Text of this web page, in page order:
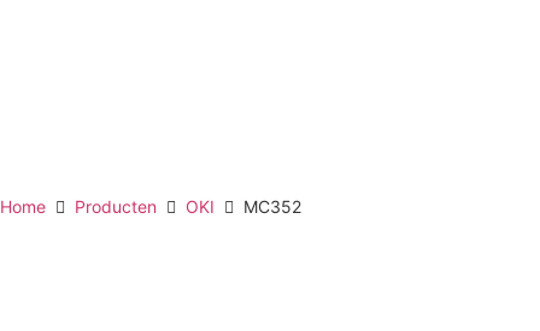
Home Producten OKI MC352